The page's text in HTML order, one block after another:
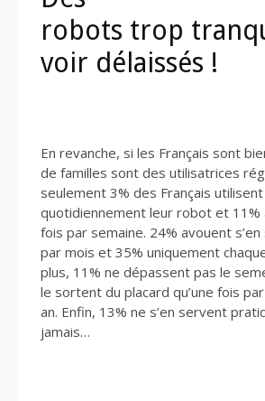
robots trop
voir délaissés !
En revanche, si les Français sont
de familles sont des utilisatrices
seulement 3% des Français utilisent
quotidiennement leur robot et 11%
fois par semaine. 24% avouent
par mois et 35% uniquement
plus, 11% ne dépassent pas le
le sortent du placard qu’une fois par
an. Enfin, 13% ne s’en servent
jamais…